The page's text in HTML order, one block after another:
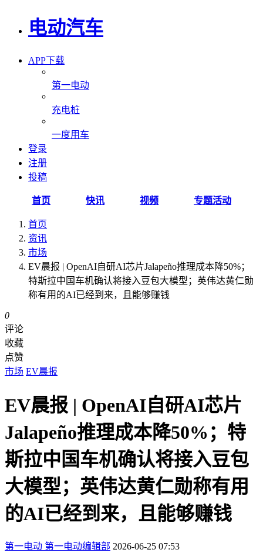
电动汽车
APP下载
第一电动
充电桩
一度用车
登录
注册
投稿
首页 快讯 视频 专题活动
首页
资讯
市场
EV晨报 | OpenAI自研AI芯片Jalapeño推理成本降50%；
特斯拉中国车机确认将接入豆包大模型；英伟达黄仁勋
称有用的AI已经到来，且能够赚钱
0
评论
收藏
点赞
市场 EV晨报
EV晨报 | OpenAI自研AI芯片
Jalapeño推理成本降50%；特
斯拉中国车机确认将接入豆包
大模型；英伟达黄仁勋称有用
的AI已经到来，且能够赚钱
第一电动 第一电动编辑部 2026-06-25 07:53